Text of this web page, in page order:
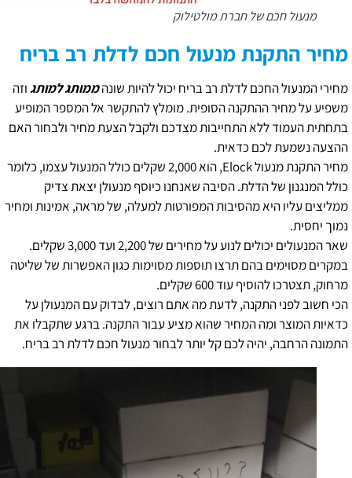
מנעול חכם של חברת מולטילוק
מחיר התקנת מנעול חכם לדלת רב בריח
מחירי המנעול החכם לדלת רב בריח יכול להיות שונהממותג למותגוזה
משפיע על מחיר ההתקנה הסופית. מומלץ להתקשר אל המספר המופיע
בתחתית העמוד ללא התחייבות מצדכם ולקבל הצעת מחיר ולבחור האם
ההצעה נשמעת לכם כדאית.
מחיר התקנת מנעול Elock, הוא 2,000 שקלים כולל המנעול עצמו, כלומר
כולל המנגנון של הדלת. הסיבה שאנחנו כיוסף מנעולן יצאת צדיק
ממליצים עליו היא מהסיבות המפורטות למעלה, של מראה, אמינות ומחיר
נמוך יחסית.
שאר המנעולים יכולים לנוע על מחירים של 2,200 ועד 3,000 שקלים.
במקרים מסוימים בהם תרצו תוספות מסוימות כגון האפשרות של שליטה
מרחוק, תצטרכו להוסיף עוד 600 שקלים.
הכי חשוב לפני התקנה, לדעת מה אתם רוצים, לבדוק עם המנעולן על
כדאיות המוצר ומה המחיר שהוא מציע עבור התקנה. ברגע שתקבלו את
התמונה הרחבה, יהיה לכם קל יותר לבחור מנעול חכם לדלת רב בריח.